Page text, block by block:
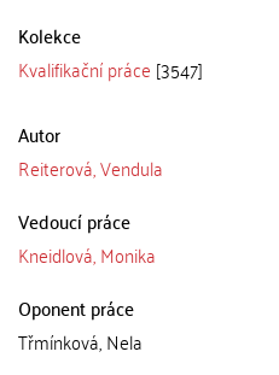
Kolekce
Kvalifikační práce [3547]
Autor
Reiterová, Vendula
Vedoucí práce
Kneidlová, Monika
Oponent práce
Třmínková, Nela